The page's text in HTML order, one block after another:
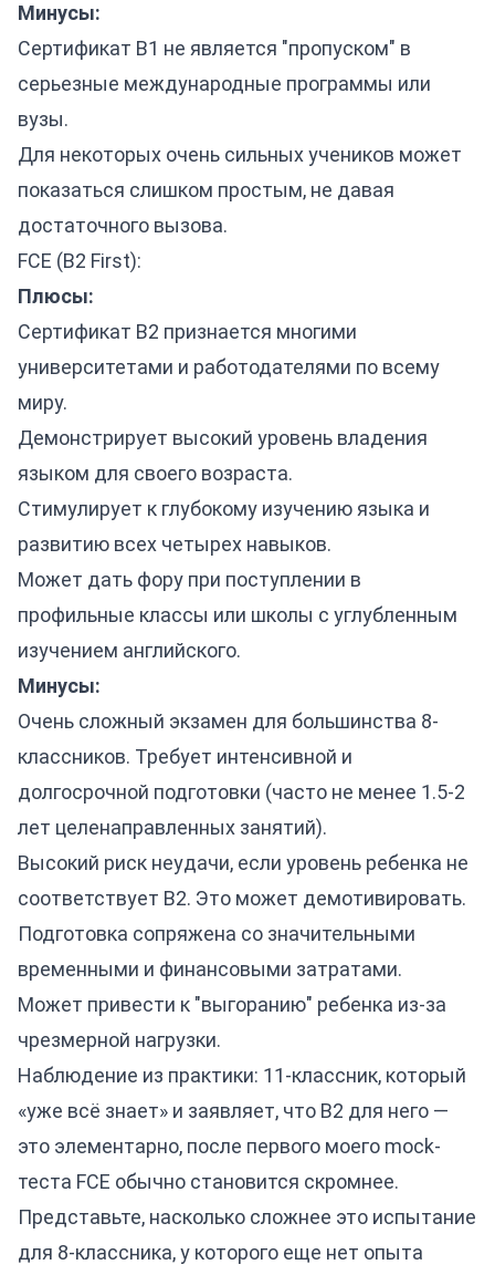
Минусы:
Сертификат B1 не является "пропуском" в
серьезные международные программы или
вузы.
Для некоторых очень сильных учеников может
показаться слишком простым, не давая
достаточного вызова.
FCE (B2 First):
Плюсы:
Сертификат B2 признается многими
университетами и работодателями по всему
миру.
Демонстрирует высокий уровень владения
языком для своего возраста.
Стимулирует к глубокому изучению языка и
развитию всех четырех навыков.
Может дать фору при поступлении в
профильные классы или школы с углубленным
изучением английского.
Минусы:
Очень сложный экзамен для большинства 8-
классников. Требует интенсивной и
долгосрочной подготовки (часто не менее 1.5-2
лет целенаправленных занятий).
Высокий риск неудачи, если уровень ребенка не
соответствует B2. Это может демотивировать.
Подготовка сопряжена со значительными
временными и финансовыми затратами.
Может привести к "выгоранию" ребенка из-за
чрезмерной нагрузки.
Наблюдение из практики: 11-классник, который
«уже всё знает» и заявляет, что B2 для него —
это элементарно, после первого моего mock-
теста FCE обычно становится скромнее.
Представьте, насколько сложнее это испытание
для 8-классника, у которого еще нет опыта